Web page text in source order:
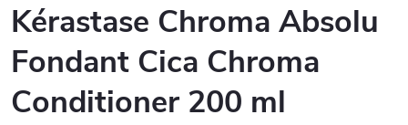
Kérastase Chroma Absolu
Fondant Cica Chroma
Conditioner 200 ml